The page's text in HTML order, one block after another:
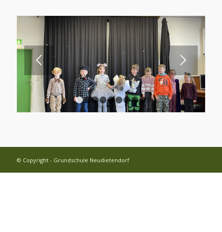
1 2 3 4 5 6 7 8 9
© Copyright - Grundschule Neudietendorf